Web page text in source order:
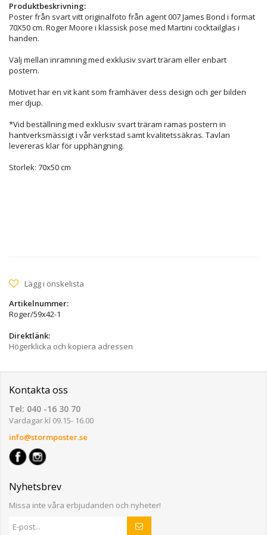
Produktbeskrivning:
Poster från svart vitt originalfoto från agent 007 James Bond i format
70X50 cm. Roger Moore i klassisk pose med Martini cocktailglas i
handen.
Välj mellan inramning med exklusiv svart träram eller enbart
postern.
Motivet har en vit kant som framhäver dess design och ger bilden
mer djup.
*Vid beställning med exklusiv svart träram ramas postern in
hantverksmässigt i vår verkstad samt kvalitetssäkras. Tavlan
levereras klar för upphängning.
Storlek: 70x50 cm
Lägg i önskelista
Artikelnummer:
Roger/59x42-1
Direktlänk:
Högerklicka och kopiera adressen
Kontakta oss
Tel: 040 -16 30 70
Vardagar kl 09.15- 16.00
info@stormposter.se
Nyhetsbrev
Missa inte våra erbjudanden och nyheter!